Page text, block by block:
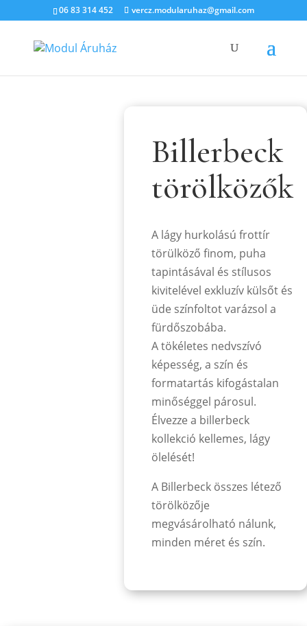
06 83 314 452 vercz.modularuhaz@gmail.com
Billerbeck
törölközők
A lágy hurkolású frottír
törülköző finom, puha
tapintásával és stílusos
kivitelével exkluzív külsőt és
üde színfoltot varázsol a
fürdőszobába.
A tökéletes nedvszívó
képesség, a szín és
formatartás kifogástalan
minőséggel párosul.
Élvezze a billerbeck
kollekció kellemes, lágy
ölelését!
A Billerbeck összes létező
törölközője
megvásárolható nálunk,
minden méret és szín.